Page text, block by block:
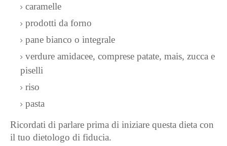
caramelle
prodotti da forno
pane bianco o integrale
verdure amidacee, comprese patate, mais, zucca e
piselli
riso
pasta
Ricordati di parlare prima di iniziare questa dieta con
il tuo dietologo di fiducia.